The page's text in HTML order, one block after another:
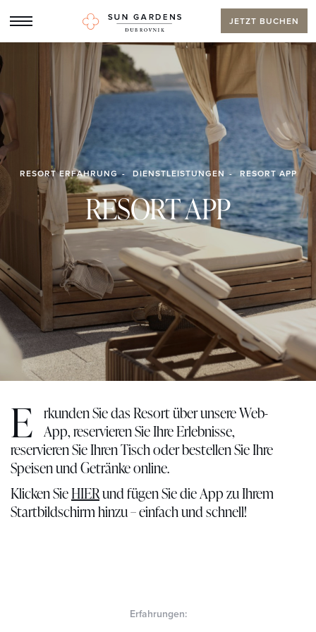
JETZT BUCHEN
RESORT ERFAHRUNG DIENSTLEISTUNGEN RESORT APP
RESORT APP
E rkunden Sie das Resort über unsere Web-
App, reservieren Sie Ihre Erlebnisse,
reservieren Sie Ihren Tisch oder bestellen Sie Ihre
Speisen und Getränke online.
Klicken SieHIERund fügen Sie die App zu Ihrem
Startbildschirm hinzu – einfach und schnell!
Erfahrungen: